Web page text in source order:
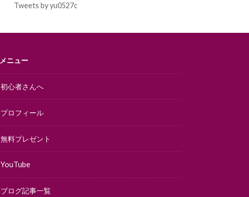
Tweets by yu0527c
メニュー
初心者さんへ
プロフィール
無料プレゼント
YouTube
ブログ記事一覧